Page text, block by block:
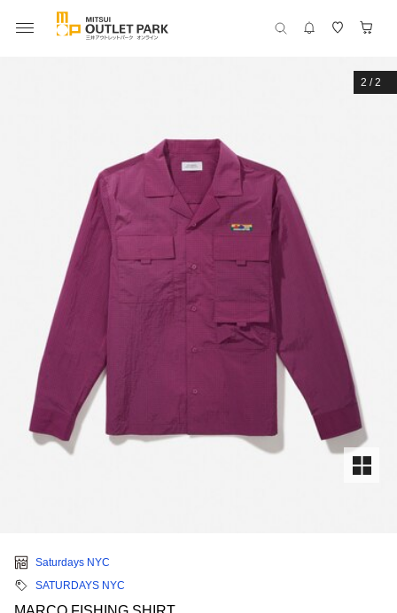
2 /2
Saturdays NYC
SATURDAYS NYC